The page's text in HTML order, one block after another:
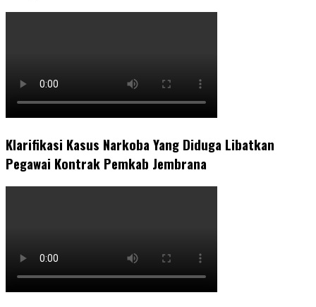
Klarifikasi Kasus Narkoba Yang Diduga Libatkan
Pegawai Kontrak Pemkab Jembrana